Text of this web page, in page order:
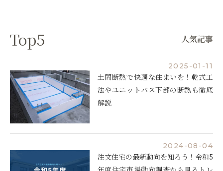
Top5 人気記事
2025-01-11
土間断熱で快適な住まいを！乾式工
法やユニットバス下部の断熱も徹底
解説
2024-08-04
注文住宅の最新動向を知ろう！令和5